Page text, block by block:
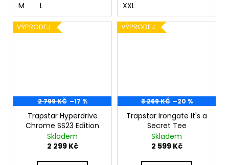
M L XXL
VÝPRODEJ
2 799 KČ –17 %
Trapstar Hyperdrive
Chrome SS23 Edition
Skladem
2 299 Kč
VÝPRODEJ
3 269 KČ –20 %
Trapstar Irongate It's a
Secret Tee
Skladem
2 599 Kč
NIKE
DUNK
LOW
CAMPFIRE